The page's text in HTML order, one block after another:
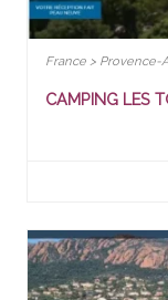
France > Provence-
CAMPING LES